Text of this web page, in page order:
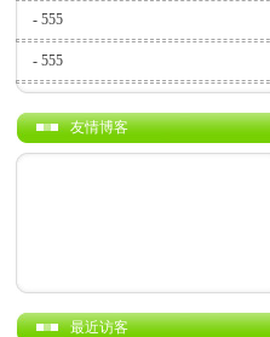
- 555
- 555
友情博客
最近访客